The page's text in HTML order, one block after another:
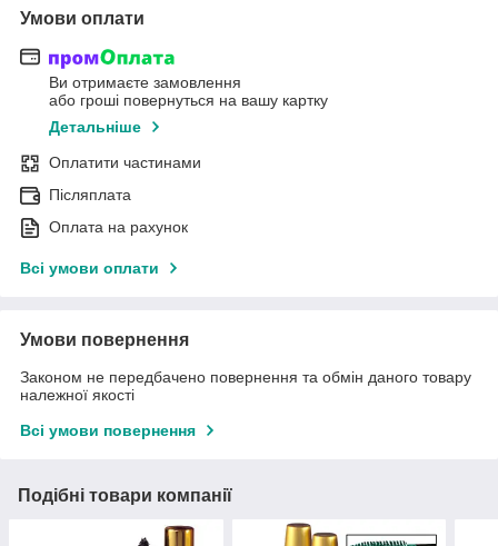
Умови оплати
Ви отримаєте замовлення
або гроші повернуться на вашу картку
Детальніше
Оплатити частинами
Післяплата
Оплата на рахунок
Всі умови оплати
Умови повернення
Законом не передбачено повернення та обмін даного товару
належної якості
Всі умови повернення
Подібні товари компанії